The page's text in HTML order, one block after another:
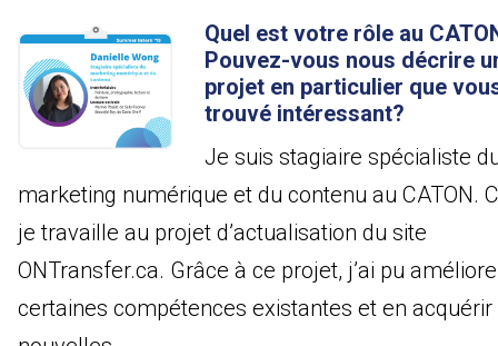
Quel est votre rôle au
Pouvez-vous nous décrire
projet en particulier que
trouvé intéressant?
Je suis stagiaire spécialiste
marketing numérique et du contenu au CATON.
je travaille au projet d’actualisation du site
ONTransfer.ca. Grâce à ce projet, j’ai pu
certaines compétences existantes et en acquérir